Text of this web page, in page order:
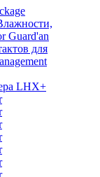
Guard'an
для
LHX+